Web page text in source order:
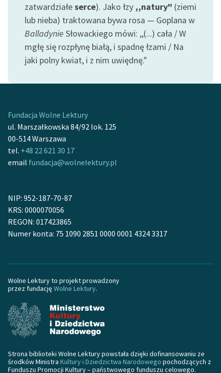
Logotypy
Materiały promocyjne
Polityka prywatności
Regulamin biblioteki
Dane fundacji i
Regulamin darowizn
Informacja o treściach
wrażliwych
Deklaracja dostępności
zatwardziałeserce). Jako łzy ,,natury" (ziemi
lub nieba) traktowana bywa rosa — Goplana w
Balladynie Słowackiego mówi: ,,(...) cała / W
mgłę się rozpłynę białą, i spadnę łzami / Na
jaki polny kwiat, i z nim uwiędnę."
Fundacja Wolne Lektury
ul. Marszałkowska 84/92 lok. 125
00-514 Warszawa
tel. +48 22 621 30 17
email fundacja@wolnelektury.pl
NIP: 952-187-70-87
KRS: 0000070056
REGON: 017423865
Numer konta: 75 1090 2851 0000 0001 4324 3317
Wolne Lektury to projekt prowadzony
przez fundację Wolne Lektury.
Strona biblioteki Wolne Lektury powstała dzięki dofinansowaniu ze
środków Ministra Kultury i Dziedzictwa Narodowego pochodzących z
Funduszu Promocji Kultury – państwowego funduszu celowego.